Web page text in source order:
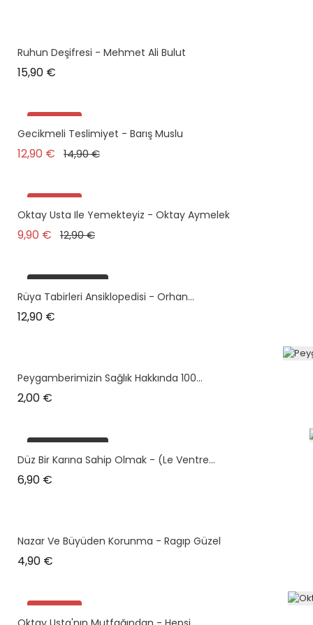
Ruhun Deşifresi - Mehmet Ali Bulut
15,90 €
Promo !
Gecikmeli Teslimiyet - Barış Muslu
12,90 € Prix de base
14,90 €Prix
Promo !
Oktay Usta Ile Yemekteyiz - Oktay Aymelek
9,90 € Prix de base
12,90 €Prix
plus en stock
Rüya Tabirleri Ansiklopedisi - Orhan...
12,90 €
Peygamberimizin Sağlık Hakkında 100...
2,00 €
plus en stock
Düz Bir Karına Sahip Olmak - (Le Ventre...
6,90 €
Nazar Ve Büyüden Korunma - Ragıp Güzel
4,90 €
Promo !